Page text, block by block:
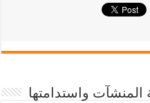
المنشآت واستدامتها